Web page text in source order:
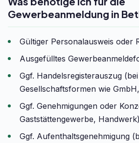
Gewerbeanmeldung in
Gültiger Personalausweis oder
Ausgefülltes
Ggf. Handelsregisterauszug (bei
Gesellschaftsformen wie
Ggf. Genehmigungen oder
Gaststättengewerbe, Handwerk)
Ggf. Aufenthaltsgenehmigung